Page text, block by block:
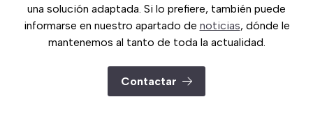
una solución adaptada. Si lo prefiere, también puede
informarse en nuestro apartado de noticias, dónde le
mantenemos al tanto de toda la actualidad.
Contactar